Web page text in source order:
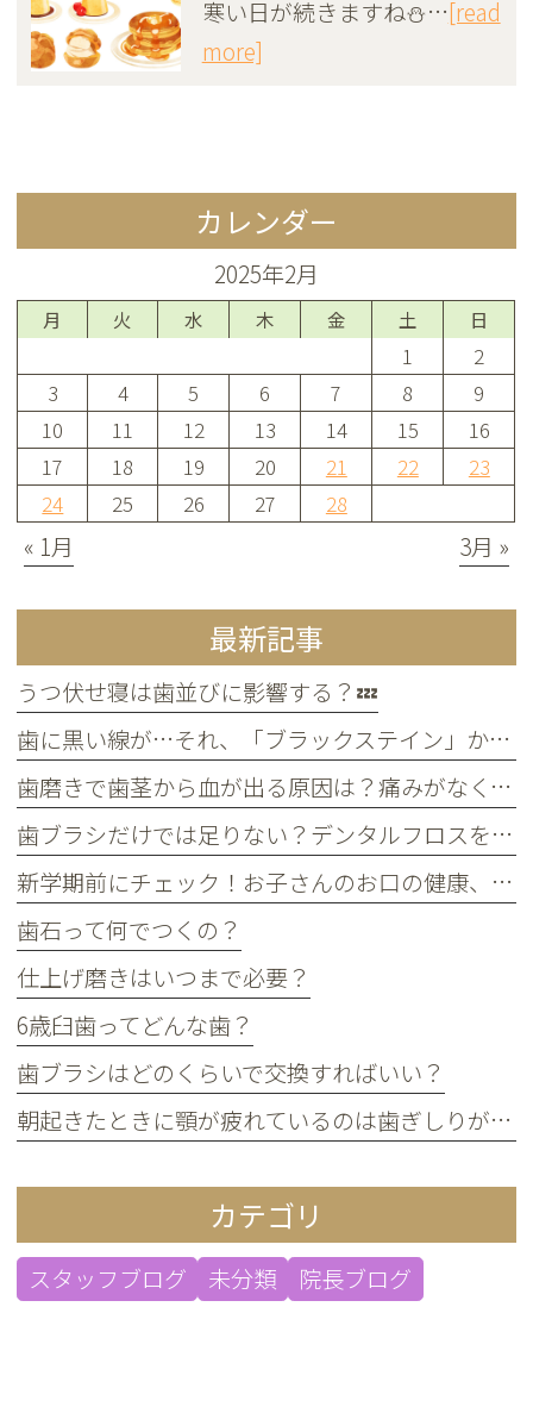
寒い日が続きますね⛄…[read
more]
カレンダー
2025年2月
月 火 水 木 金 土 日
1
2
3
4 5 6 7 8
9
10
11 12 13 14 15
16
17
18 19 20 21 22
23
24
25 26 27 28
« 1月 3月 »
最新記事
うつ伏せ寝は歯並びに影響する？💤
歯に黒い線が…それ、「ブラックステイン」かもしれません！
歯磨きで歯茎から血が出る原因は？痛みがなくても受診すべき判断基準
歯ブラシだけでは足りない？デンタルフロスを使うメリット
新学期前にチェック！お子さんのお口の健康、大丈夫？
歯石って何でつくの？
仕上げ磨きはいつまで必要？
6歳臼歯ってどんな歯？
歯ブラシはどのくらいで交換すればいい？
朝起きたときに顎が疲れているのは歯ぎしりが原因？
カテゴリ
スタッフブログ 未分類 院長ブログ